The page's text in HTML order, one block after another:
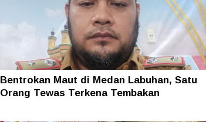
Bentrokan Maut di Medan Labuhan, Satu
Orang Tewas Terkena Tembakan